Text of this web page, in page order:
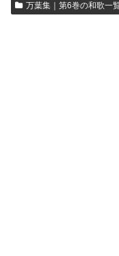
万葉集｜第6巻の和歌一